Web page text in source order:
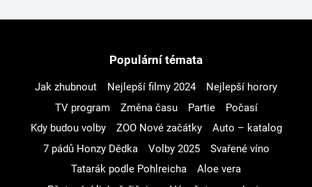
Populární témata
Jak zhubnout Nejlepší filmy 2024
Nejlepší horory
TV program
Změna času Partie
Počasí
Kdy budou volby
ZOO Nové začátky
Auto – katalog
7 pádů Honzy Dědka
Volby 2025
Svařené víno
Tatarák podle Pohlreicha
Aloe vera